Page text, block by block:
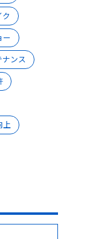
ー
ンス
上